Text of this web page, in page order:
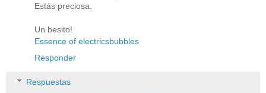
Estás preciosa.
Un besito!
Essence of electricsbubbles
Responder
Respuestas